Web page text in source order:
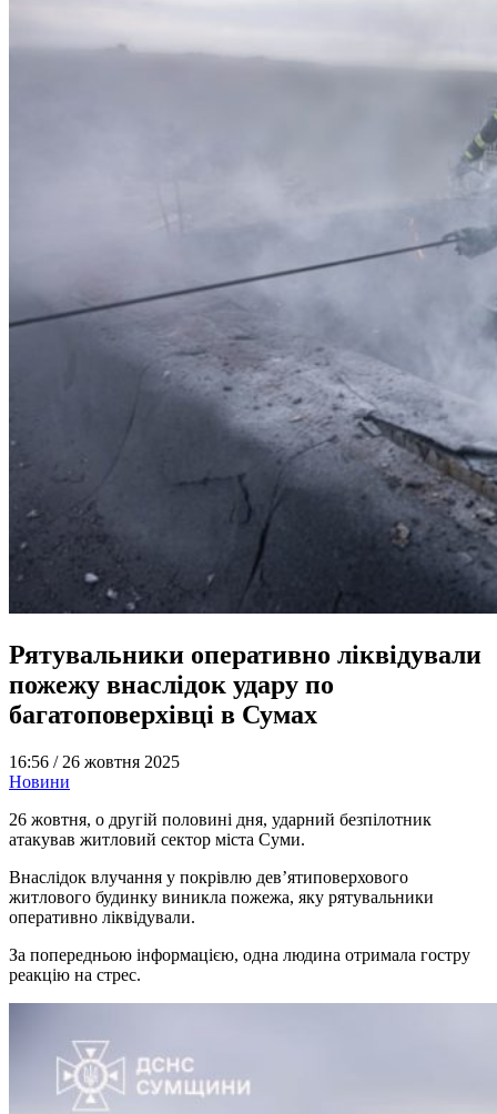
Рятувальники оперативно ліквідували
пожежу внаслідок удару по
багатоповерхівці в Сумах
16:56 / 26 жовтня 2025
Новини
26 жовтня, о другій половині дня, ударний безпілотник
атакував житловий сектор міста Суми.
Внаслідок влучання у покрівлю дев’ятиповерхового
житлового будинку виникла пожежа, яку рятувальники
оперативно ліквідували.
За попередньою інформацією, одна людина отримала гостру
реакцію на стрес.